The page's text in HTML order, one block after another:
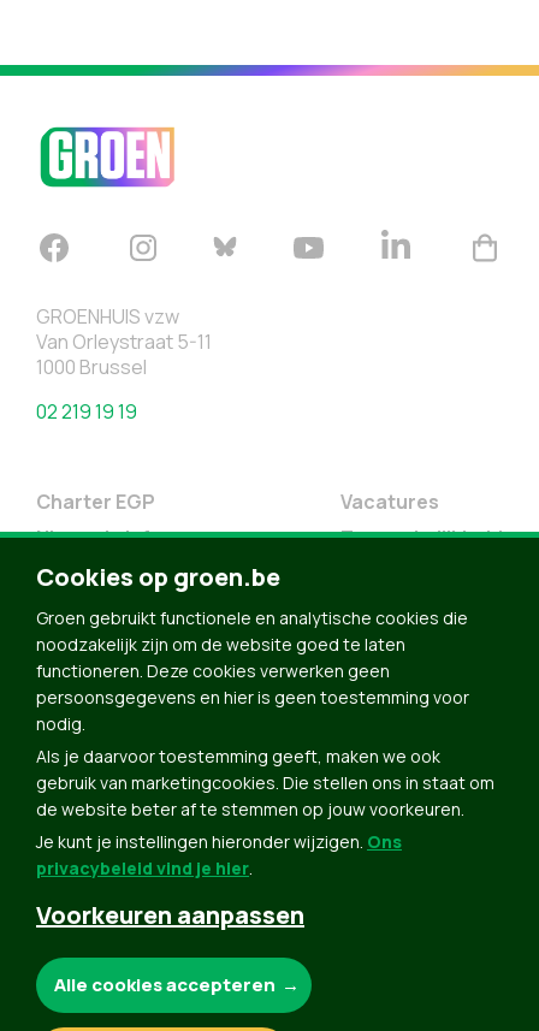
GROENHUIS vzw
Van Orleystraat 5-11
1000 Brussel
02 219 19 19
Charter EGP
Nieuwsbrief
Doe Mee
Contact
Groen in je buurt
Meldpunt
Vacatures
Toegankelijkheid
Word lid
Agenda
Bekijk kalender
Verleng je lidmaatschap
Programma oktober 2024
Programma juni 2024
Downloads
Webshop
Cookies op groen.be
Groen gebruikt functionele en analytische cookies die
noodzakelijk zijn om de website goed te laten
functioneren. Deze cookies verwerken geen
persoonsgegevens en hier is geen toestemming voor
nodig.
Als je daarvoor toestemming geeft, maken we ook
gebruik van marketingcookies. Die stellen ons in staat om
de website beter af te stemmen op jouw voorkeuren.
Je kunt je instellingen hieronder wijzigen. Ons
privacybeleid vind je hier.
Voorkeuren aanpassen
Alle cookies accepteren